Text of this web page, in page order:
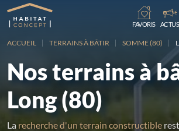
Chargement...
FAVORIS ACTUS
ACCUEIL TERRAINS À BÂTIR SOMME (80)
Nos terrains à
Long (80)
La recherche d'un terrain constructible